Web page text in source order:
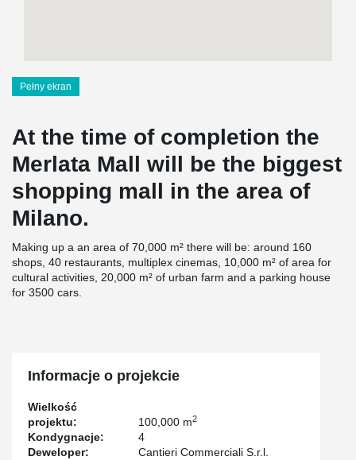
Pełny ekran
At the time of completion the
Merlata Mall will be the biggest
shopping mall in the area of
Milano.
Making up a an area of 70,000 m² there will be: around 160
shops, 40 restaurants, multiplex cinemas, 10,000 m² of area for
cultural activities, 20,000 m² of urban farm and a parking house
for 3500 cars.
Informacje o projekcie
Wielkość
projektu:
100,000 m2
Kondygnacje:
4
Deweloper:
Cantieri Commerciali S.r.l.